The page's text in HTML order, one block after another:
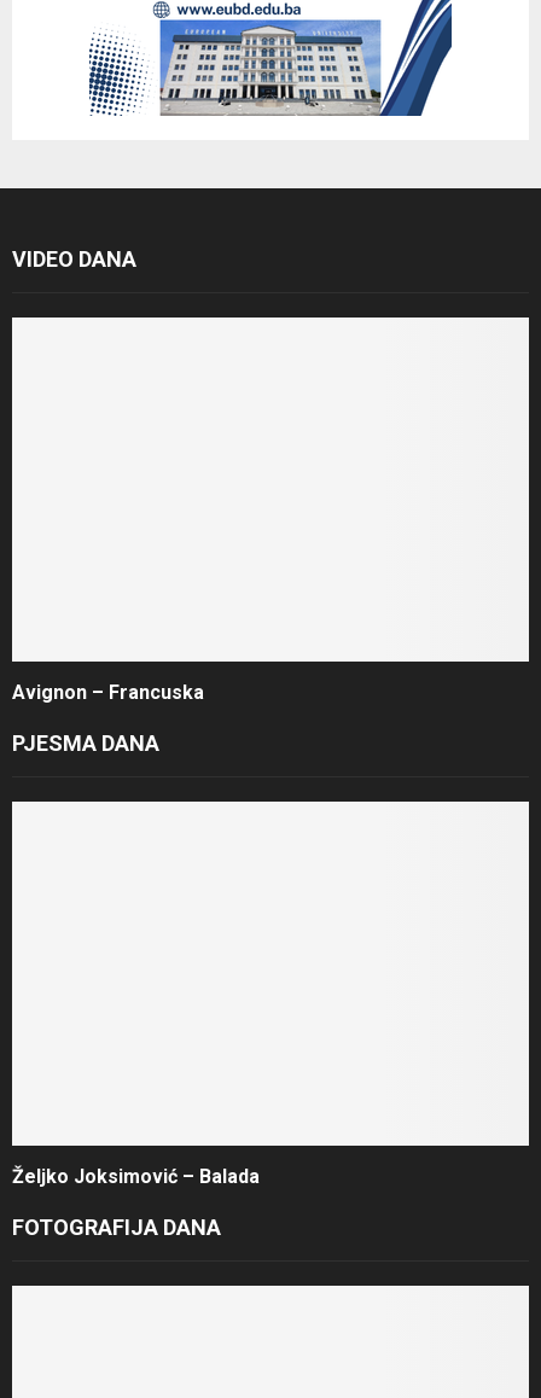
VIDEO DANA
Avignon – Francuska
PJESMA DANA
Željko Joksimović – Balada
FOTOGRAFIJA DANA